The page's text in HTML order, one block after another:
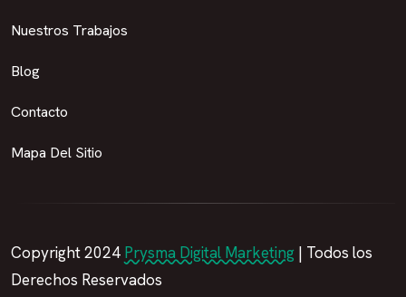
Nuestros Trabajos
Blog
Contacto
Mapa Del Sitio
Copyright 2024 Prysma Digital Marketing | Todos los
Derechos Reservados